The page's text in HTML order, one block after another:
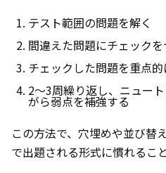
テスト範囲の問題を解く
間違えた問題にチェックを
チェックした問題を重点
2〜3周繰り返し、ニュー
がら弱点を補強する
この方法で、穴埋めや並び替
で出題される形式に慣れるこ